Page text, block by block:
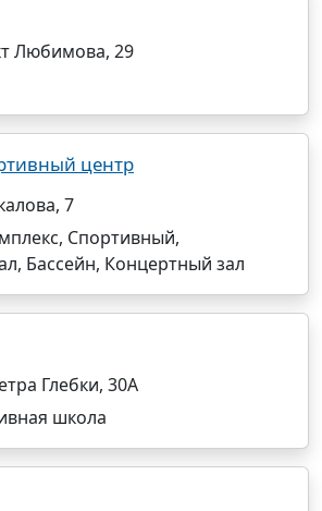
Любимова, 29
центр
7
Спортивный,
Бассейн, Концертный зал
Глебки, 30А
школа